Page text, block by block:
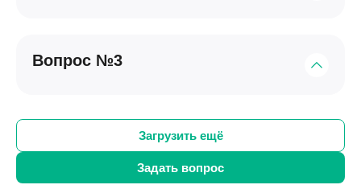
Ответ
устраняется. Именно поэтому объем операции
определяется во время артроскопии. Однако боль в
колене может возникнуть снова, если появились
осложнения. Такое возможно, если нарушать
Вопрос №3
Да. Артроскопический метод хорошо переносится
независимо от возраста благодаря минимальной
Загрузить ещё
Задать вопрос